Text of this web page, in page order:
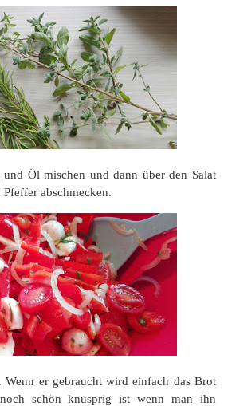
und Öl mischen und dann über den Salat
abschmecken.
er gebraucht wird einfach das Brot
schön knusprig ist wenn man ihn